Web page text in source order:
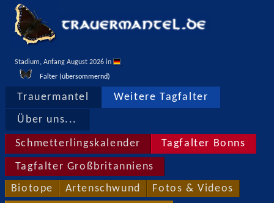
Stadium, Anfang August 2026 in
Falter (übersommernd)
Trauermantel Weitere Tagfalter
Über uns...
Schmetterlingskalender Tagfalter Bonns
Tagfalter Großbritanniens
Biotope Artenschwund Fotos & Videos